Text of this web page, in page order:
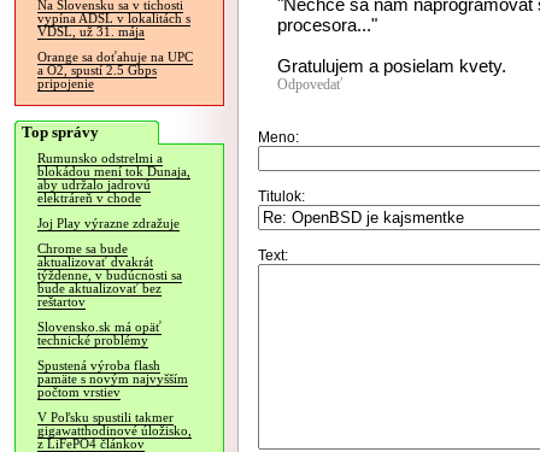
Na Slovensku sa v tichosti
vypína ADSL v lokalitách s
VDSL, už 31. mája
Orange sa doťahuje na UPC
a O2, spustí 2.5 Gbps
pripojenie
Top správy
Rumunsko odstrelmi a
blokádou mení tok Dunaja,
aby udržalo jadrovú
elektráreň v chode
Joj Play výrazne zdražuje
Chrome sa bude
aktualizovať dvakrát
týždenne, v budúcnosti sa
bude aktualizovať bez
reštartov
Slovensko.sk má opäť
technické problémy
Spustená výroba flash
pamäte s novým najvyšším
počtom vrstiev
V Poľsku spustili takmer
gigawatthodinové úložisko,
z LiFePO4 článkov
"Nechce sa nam
procesora..."
Gratulujem a posielam kvety.
Odpovedať
Meno:
Titulok:
Text: